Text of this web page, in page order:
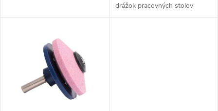
u
drážok pracovných stolov
stolových vŕtačiek. V balení 2